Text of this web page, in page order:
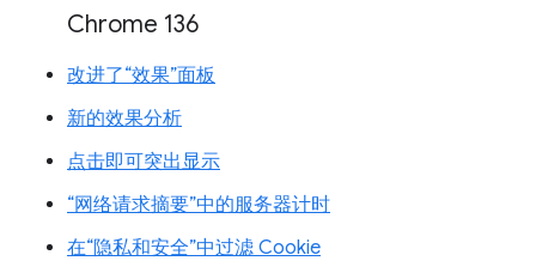
Chrome 136
改进了“效果”面板
新的效果分析
点击即可突出显示
“网络请求摘要”中的服务器计时
在“隐私和安全”中过滤 Cookie